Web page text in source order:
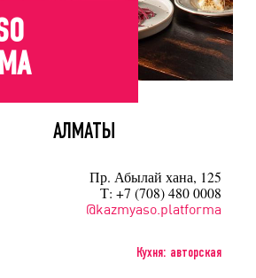
АЛМАТЫ
Пр. Абылай хана, 125
Т: +7 (708) 480 0008
@kazmyaso.platforma
Кухня: авторская